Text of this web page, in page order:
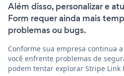
Além disso, personalizar e
Form requer ainda mais
problemas ou bugs.
Conforme sua empresa continua
você enfrente problemas de
podem tentar explorar Stripe